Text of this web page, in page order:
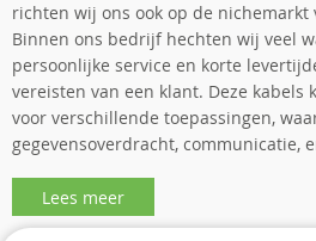
richten wij ons ook op de nichemarkt
Binnen ons bedrijf hechten wij veel
persoonlijke service en korte
vereisten van een klant. Deze
voor verschillende toepassingen,
gegevensoverdracht, communicatie,
Lees meer